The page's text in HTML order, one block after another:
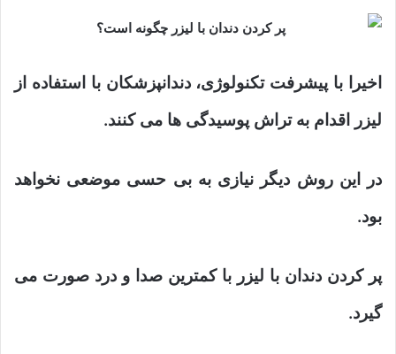
اخیرا با پیشرفت تکنولوژی، دندانپزشکان با استفاده از
لیزر اقدام به تراش پوسیدگی ها می کنند.
در این روش دیگر نیازی به بی حسی موضعی نخواهد
بود.
پر کردن دندان با لیزر با کمترین صدا و درد صورت می
گیرد.